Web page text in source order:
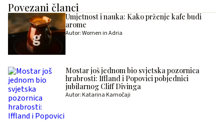
Povezani članci
Umjetnost i nauka: Kako prženje kafe budi
arome
Autor: Women in Adria
Mostar još jednom bio svjetska pozornica
hrabrosti: Iffland i Popovici pobjednici
jubilarnog Cliff Divinga
Autor: Katarina Kamočaji